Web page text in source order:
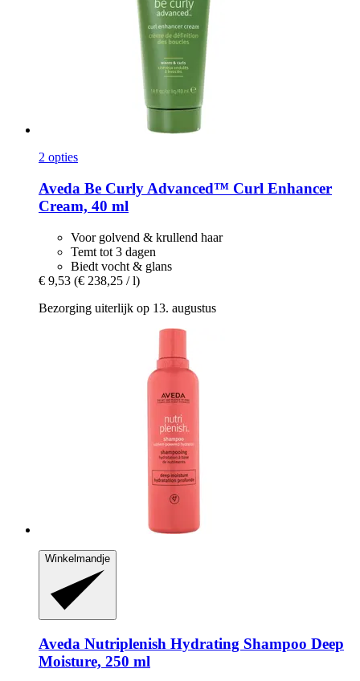
2 opties
Aveda Be Curly Advanced™ Curl Enhancer
Cream, 40 ml
Voor golvend & krullend haar
Temt tot 3 dagen
Biedt vocht & glans
€ 9,53 (€ 238,25 / l)
Bezorging uiterlijk op 13. augustus
Winkelmandje
Aveda Nutriplenish Hydrating Shampoo Deep
Moisture, 250 ml